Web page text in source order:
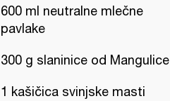
600 ml neutralne mlečne
pavlake
300 g slaninice od Mangulice
1 kašičica svinjske masti